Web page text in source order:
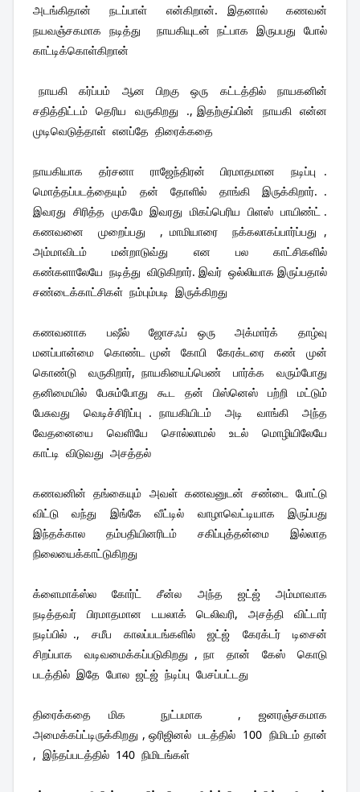
அடங்கிதான்  நடப்பாள்  என்கிறான். இதனால்  கணவன்
நயவஞ்சகமாக  நடித்து    நாயகியுடன்  நட்பாக  இருபபது  போல்
காட்டிக்கொள்கிறான்
நாயகி  கர்ப்பம்  ஆன  பிறகு  ஒரு  கட்டத்தில்  நாயகனின்
சதித்திட்டம்  தெரிய  வருகிறது  ., இதற்குப்பின்  நாயகி  என்ன
முடிவெடுத்தாள்  எனப்தே  திரைக்கதை
நாயகியாக  தர்சனா  ராஜேந்திரன்  பிரமாதமான  நடிப்பு .
மொத்தப்படத்தையும்  தன்  தோளில்  தாங்கி  இருக்கிறார். .
இவரது  சிரித்த  முகமே  இவரது  மிகப்பெரிய  பிளஸ்  பாயிண்ட் .
கணவனை  முறைப்பது  , மாமியாரை  நக்கலாகப்பார்ப்பது ,
அம்மாவிடம்  மன்றாடுவ்து  என  பல  காட்சிகளில்
கண்களாலேயே  நடித்து  விடுகிறார். இவர்  ஒல்லியாக இருப்பதால்
சண்டைக்காட்சிகள்  நம்பும்படி  இருக்கிறது
கணவனாக  பஷீல்  ஜோசஃப் ஒரு  அக்மார்க்  தாழ்வு
மனப்பான்மை  கொண்ட முன்  கோபி  கேரக்டரை  கண்  முன்
கொண்டு  வருகிறார், நாயகியைப்பெண்  பார்க்க  வரும்போது
தனிமையில்  பேசும்போது  கூட  தன்  பிஸ்னெஸ்  பற்றி  மட்டும்
பேசுவது  வெடிச்சிரிப்பு . நாயகியிடம்  அடி  வாங்கி  அந்த
வேதனையை  வெளியே  சொல்லாமல்  உடல்  மொழியிலேயே
காட்டி  விடுவது  அசத்தல்
கணவனின்  தங்கையும்  அவள்  கணவனுடன்  சண்டை  போட்டு
விட்டு  வந்து  இங்கே  வீட்டில்  வாழாவெட்டியாக  இருப்பது
இந்தக்கால  தம்பதியினரிடம்  சகிப்புத்தன்மை  இல்லாத
நிலையைக்காட்டுகிறது
க்ளைமாக்ஸ்ல  கோர்ட்  சீன்ல  அந்த  ஜட்ஜ்  அம்மாவாக
நடித்தவர்  பிரமாதமான  டயலாக்  டெலிவரி,  அசத்தி  விட்டார்
நடிப்பில் .,  சமீப  காலப்படங்களில்  ஜட்ஜ்  கேரக்டர்  டிசைன்
சிறப்பாக  வடிவமைக்கப்படுகிறது , நா  தான்  கேஸ்  கொடு
படத்தில்  இதே  போல  ஜட்ஜ்  ந்டிப்பு  பேசப்பட்டது
திரைக்கதை மிக  நுட்பமாக  , ஜனரஞ்சகமாக
அமைக்கப்ட்டிருக்கிறது , ஒரிஜினல்  படத்தில்  100  நிமிடம் தான்
,  இந்தப்படத்தில்  140  நிமிடங்கள்